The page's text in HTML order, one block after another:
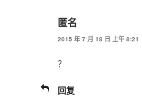
匿名
2015 年 7 月 18 日 上午 8:21
？
回复